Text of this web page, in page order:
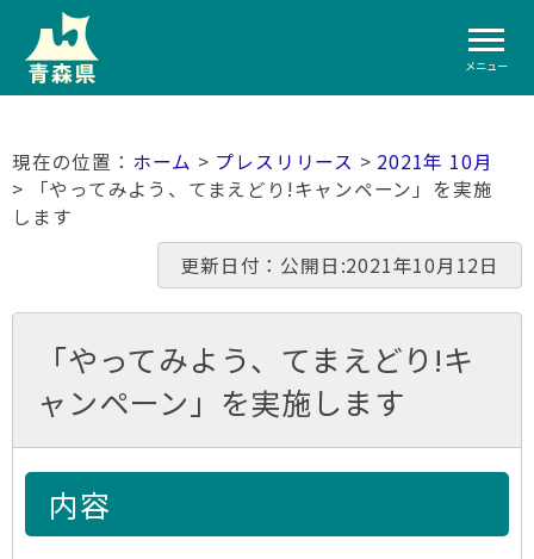
メニュー
ホーム > プレスリリース > 2021年 10月
> 「やってみよう、てまえどり!キャンペーン」を実施
します
更新日付：公開日:2021年10月12日
「やってみよう、てまえどり!キ
ャンペーン」を実施します
内容